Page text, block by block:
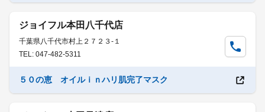
ジョイフル本田八千代店
千葉県八千代市村上２７２３-１
TEL: 047-482-5311
５０の恵 オイルｉｎハリ肌完了マスク